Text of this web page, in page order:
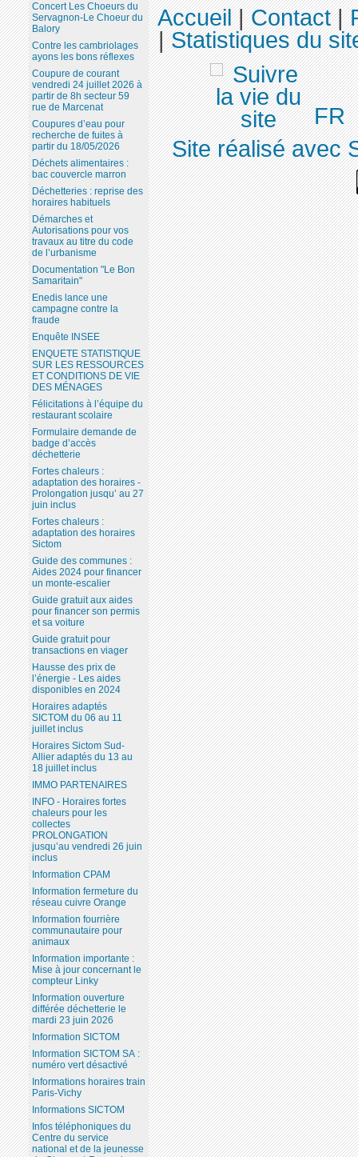
Concert Les Choeurs du
Servagnon-Le Choeur du
Balory
Contre les cambriolages
ayons les bons réflexes
Coupure de courant
vendredi 24 juillet 2026 à
partir de 8h secteur 59
rue de Marcenat
Coupures d’eau pour
recherche de fuites à
partir du 18/05/2026
Déchets alimentaires :
bac couvercle marron
Déchetteries : reprise des
horaires habituels
Démarches et
Autorisations pour vos
travaux au titre du code
de l’urbanisme
Documentation "Le Bon
Samaritain"
Enedis lance une
campagne contre la
fraude
Enquête INSEE
ENQUETE STATISTIQUE
SUR LES RESSOURCES
ET CONDITIONS DE VIE
DES MÉNAGES
Félicitations à l’équipe du
restaurant scolaire
Formulaire demande de
badge d’accès
déchetterie
Fortes chaleurs :
adaptation des horaires -
Prolongation jusqu’ au 27
juin inclus
Fortes chaleurs :
adaptation des horaires
Sictom
Guide des communes :
Aides 2024 pour financer
un monte-escalier
Guide gratuit aux aides
pour financer son permis
et sa voiture
Guide gratuit pour
transactions en viager
Hausse des prix de
l’énergie - Les aides
disponibles en 2024
Horaires adaptés
SICTOM du 06 au 11
juillet inclus
Horaires Sictom Sud-
Allier adaptés du 13 au
18 juillet inclus
IMMO PARTENAIRES
INFO - Horaires fortes
chaleurs pour les
collectes
PROLONGATION
jusqu’au vendredi 26 juin
inclus
Information CPAM
Information fermeture du
réseau cuivre Orange
Information fourrière
communautaire pour
animaux
Information importante :
Mise à jour concernant le
compteur Linky
Information ouverture
différée déchetterie le
mardi 23 juin 2026
Information SICTOM
Information SICTOM SA :
numéro vert désactivé
Informations horaires train
Paris-Vichy
Informations SICTOM
Infos téléphoniques du
Centre du service
national et de la jeunesse
Accueil|Contact|
|Statistiques du
FR
Site réalisé avec